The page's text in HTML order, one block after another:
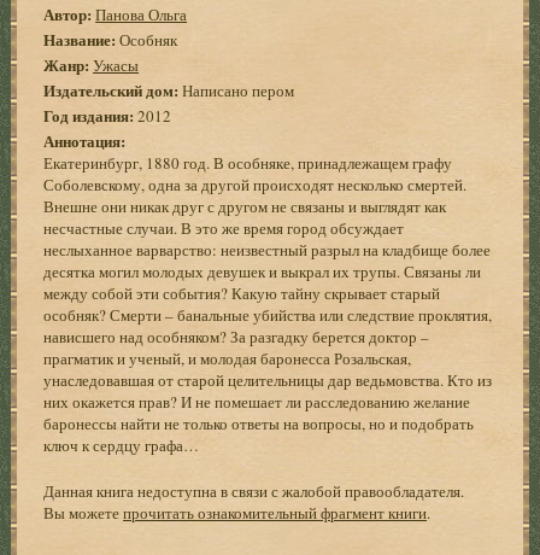
Автор: Панова Ольга
Название: Особняк
Жанр: Ужасы
Издательский дом: Написано пером
Год издания: 2012
Аннотация:
Екатеринбург, 1880 год. В особняке, принадлежащем графу
Соболевскому, одна за другой происходят несколько смертей.
Внешне они никак друг с другом не связаны и выглядят как
несчастные случаи. В это же время город обсуждает
неслыханное варварство: неизвестный разрыл на кладбище более
десятка могил молодых девушек и выкрал их трупы. Связаны ли
между собой эти события? Какую тайну скрывает старый
особняк? Смерти – банальные убийства или следствие проклятия,
нависшего над особняком? За разгадку берется доктор –
прагматик и ученый, и молодая баронесса Розальская,
унаследовавшая от старой целительницы дар ведьмовства. Кто из
них окажется прав? И не помешает ли расследованию желание
баронессы найти не только ответы на вопросы, но и подобрать
ключ к сердцу графа…
Данная книга недоступна в связи с жалобой правообладателя.
Вы можетепрочитать ознакомительный фрагмент книги.